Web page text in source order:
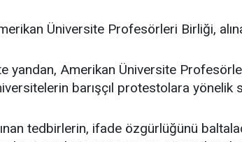
Üniversite Profesörleri Birliği,
yandan, Amerikan Üniversite
barışçıl protestolara yönelik
tedbirlerin, ifade özgürlüğünü